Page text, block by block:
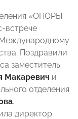
«ОПОРЫ
встрече
Поздравили
заместитель
Макаревич и
отделения
.
директор